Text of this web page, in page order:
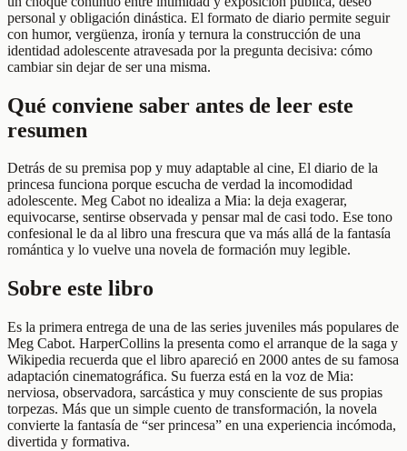
personal y obligación dinástica. El formato de diario permite seguir
con humor, vergüenza, ironía y ternura la construcción de una
identidad adolescente atravesada por la pregunta decisiva: cómo
cambiar sin dejar de ser una misma.
Qué conviene saber antes de leer este
resumen
Detrás de su premisa pop y muy adaptable al cine, El diario de la
princesa funciona porque escucha de verdad la incomodidad
adolescente. Meg Cabot no idealiza a Mia: la deja exagerar,
equivocarse, sentirse observada y pensar mal de casi todo. Ese tono
confesional le da al libro una frescura que va más allá de la fantasía
romántica y lo vuelve una novela de formación muy legible.
Sobre este libro
Es la primera entrega de una de las series juveniles más populares de
Meg Cabot. HarperCollins la presenta como el arranque de la saga y
Wikipedia recuerda que el libro apareció en 2000 antes de su famosa
adaptación cinematográfica. Su fuerza está en la voz de Mia:
nerviosa, observadora, sarcástica y muy consciente de sus propias
torpezas. Más que un simple cuento de transformación, la novela
convierte la fantasía de “ser princesa” en una experiencia incómoda,
divertida y formativa.